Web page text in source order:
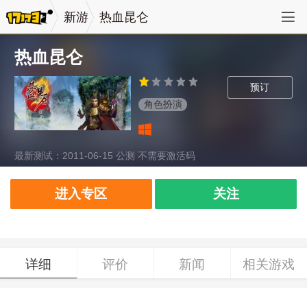
新游 热血昆仑
热血昆仑
预订
角色扮演
最新测试：2011-06-15 公测 不需要激活码
进入专区 关注
详细 评价 新闻 相关游戏